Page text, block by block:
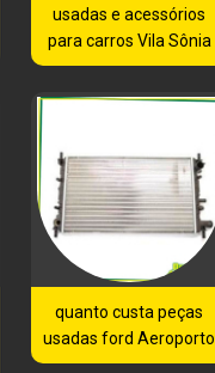
usadas e acessórios
para carros Vila Sônia
quanto custa peças
usadas ford Aeroporto